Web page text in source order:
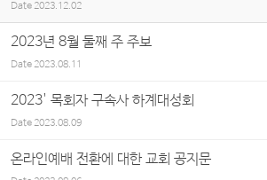
Date 2023.12.02
2023년 8월 둘째 주 주보
Date2023.08.11
2023' 목회자 구속사 하계대성회
Date2023.08.09
온라인예배 전환에 대한 교회 공지문